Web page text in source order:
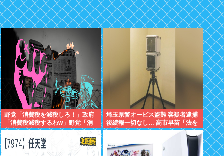
野党「消費税を減税しろ！」政府
「消費税減税するわw」野党「消
費税を減税するな！」
埼玉県警オービス盗難 容疑者逮捕
後続報一切なし… 高市早苗「法を
尊重わよ